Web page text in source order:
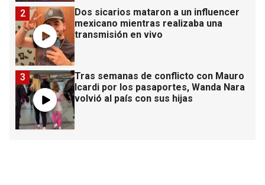
Dos sicarios mataron a un influencer
mexicano mientras realizaba una
transmisión en vivo
2
Tras semanas de conflicto con Mauro
Icardi por los pasaportes, Wanda Nara
volvió al país con sus hijas
3